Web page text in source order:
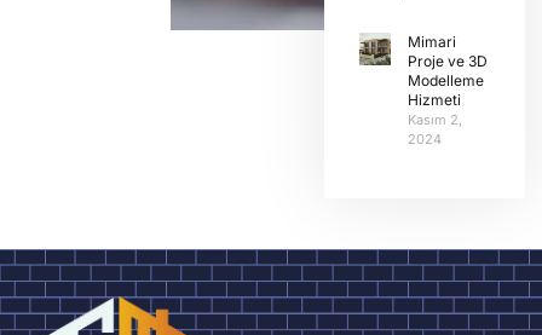
Mimari
Proje ve 3D
Modelleme
Hizmeti
Kasım 2,
2024